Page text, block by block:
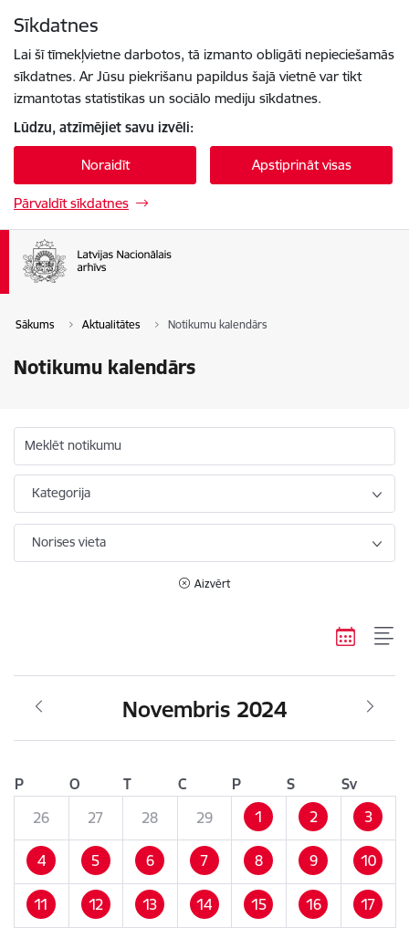
Sīkdatnes
Lai šī tīmekļvietne darbotos, tā izmanto obligāti nepieciešamās
sīkdatnes. Ar Jūsu piekrišanu papildus šajā vietnē var tikt
izmantotas statistikas un sociālo mediju sīkdatnes.
Lūdzu, atzīmējiet savu izvēli:
Noraidīt Apstiprināt visas
Pārvaldīt sīkdatnes
Sākums Aktualitātes Notikumu kalendārs
Notikumu kalendārs
Meklēt notikumu
Kategorija
Norises vieta
Aizvērt
Novembris 2024
P O T C P S
Sv
26
27 28 29 1 2 3
4 5 6 7 8 9 10
11 12 13 14 15 16 17